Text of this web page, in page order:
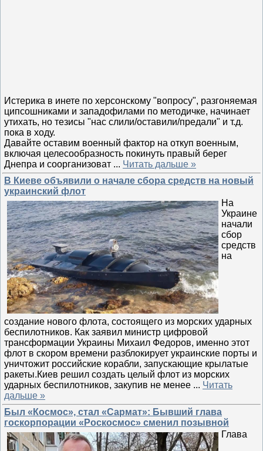
Истерика в инете по херсонскому "вопросу", разгоняемая
ципсошниками и западофилами по методичке, начинает
утихать, но тезисы "нас слили/оставили/предали" и т.д.
пока в ходу.
Давайте оставим военный фактор на откуп военным,
включая целесообразность покинуть правый берег
Днепра и соорганизоват ... Читать дальше »
В Киеве объявили о начале сбора средств на новый
украинский флот
На
Украине
начали
сбор
средств
на
создание нового флота, состоящего из морских ударных
беспилотников. Как заявил министр цифровой
трансформации Украины Михаил Федоров, именно этот
флот в скором времени разблокирует украинские порты и
уничтожит российские корабли, запускающие крылатые
ракеты.Киев решил создать целый флот из морских
ударных беспилотников, закупив не менее ... Читать
дальше »
Был «Космос», стал «Сармат»: Бывший глава
госкорпорации «Роскосмос» сменил позывной
Глава